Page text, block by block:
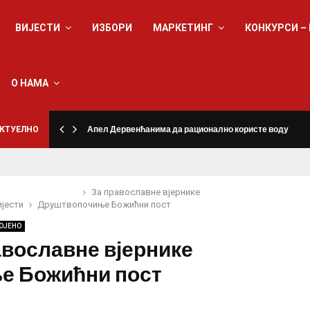
ВИЈЕСТИ ИЗБОРИ МАРКЕТИНГ КОНКУРСИ
О НАМА
Апел Дервенћанима да рационално користе воду
Друштво
За православне вјернике
почиње Божићни пост
вјернике
Божићни пост